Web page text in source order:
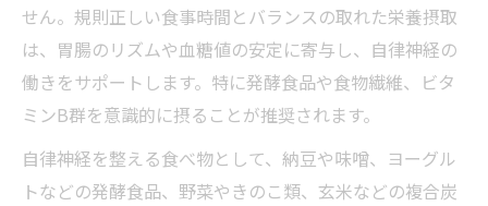
せん。規則正しい食事時間とバランスの取れた栄養摂取
は、胃腸のリズムや血糖値の安定に寄与し、自律神経の
働きをサポートします。特に発酵食品や食物繊維、ビタ
ミンB群を意識的に摂ることが推奨されます。
自律神経を整える食べ物として、納豆や味噌、ヨーグル
トなどの発酵食品、野菜やきのこ類、玄米などの複合炭